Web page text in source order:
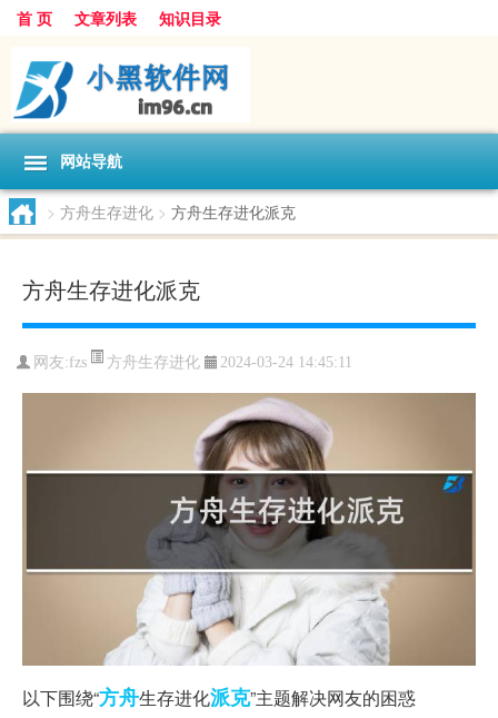
首 页 文章列表 知识目录
网站导航
> 方舟生存进化 > 方舟生存进化派克
方舟生存进化派克
网友:fzs 方舟生存进化 2024-03-24 14:45:11
以下围绕“方舟生存进化派克”主题解决网友的困惑